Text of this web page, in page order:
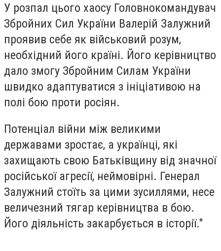
У розпал цього хаосу Головнокомандувач
Збройних Сил України Валерій Залужний
проявив себе як військовий розум,
необхідний його країні. Його керівництво
дало змогу Збройним Силам України
швидко адаптуватися з ініціативою на
полі бою проти росіян.
Потенціал війни між великими
державами зростає, а українці, які
захищають свою Батьківщину від значної
російської агресії, неймовірні. Генерал
Залужний стоїть за цими зусиллями, несе
величезний тягар керівництва в бою.
Його діяльність закарбується в історії."